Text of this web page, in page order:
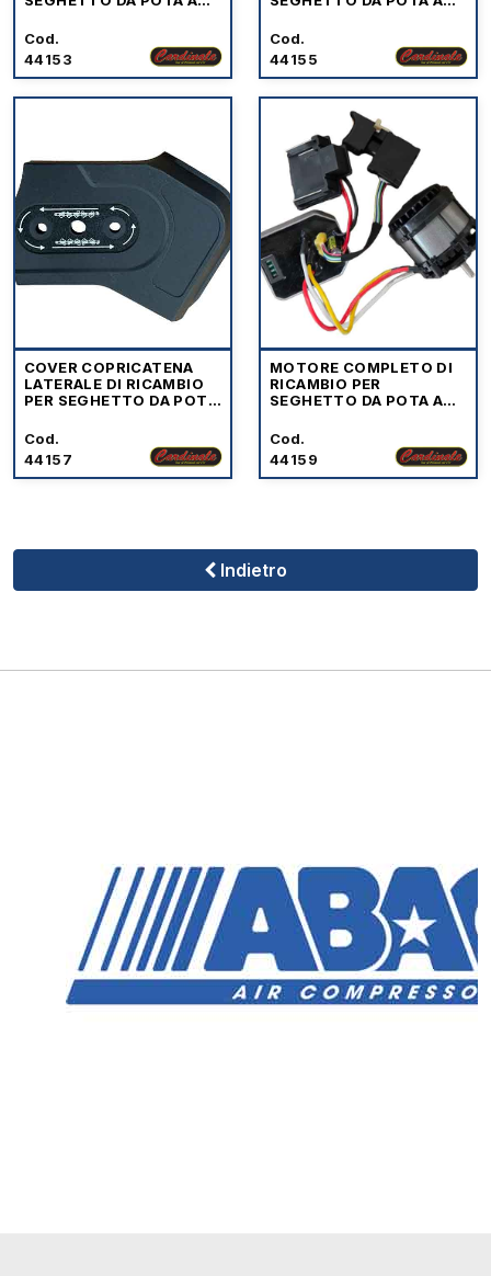
Indietro
Cod.
44153
Cod.
44155
COVER COPRICATENA
LATERALE DI RICAMBIO
PER SEGHETTO DA POTA
Cod.
44157
MOTORE COMPLETO DI
RICAMBIO PER
SEGHETTO DA POTA A
Cod.
44159